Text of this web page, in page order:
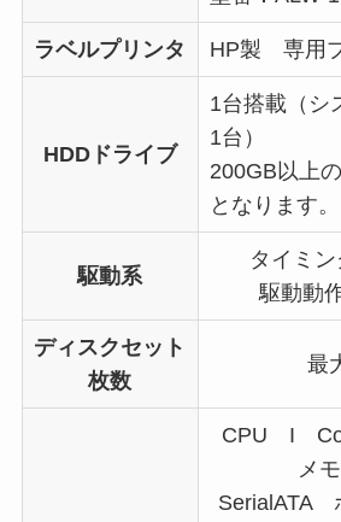
ラベルプリンタ HP製 専用
HDDドライブ
1台搭載（シ
1台）
200GB以上
となります。
駆動系
タイミ
駆動動
ディスクセット
枚数
最
CPU I
メ
SerialATA